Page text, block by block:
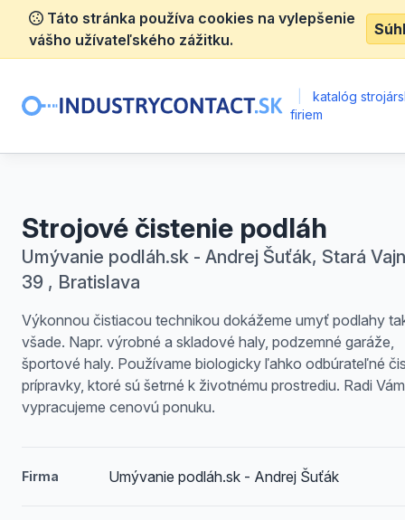
Táto stránka používa cookies na vylepšenie
vášho užívateľského zážitku.
katalóg
firiem
Strojové čistenie podláh
Umývanie podláh.sk - Andrej Šuťák, Stará
39 , Bratislava
Výkonnou čistiacou technikou dokážeme umyť podlahy
všade. Napr. výrobné a skladové haly, podzemné garáže,
športové haly. Používame biologicky ľahko odbúrateľné
prípravky, ktoré sú šetrné k životnému prostrediu. Radi Vám
vypracujeme cenovú ponuku.
Firma Umývanie podláh.sk - Andrej Šuťák